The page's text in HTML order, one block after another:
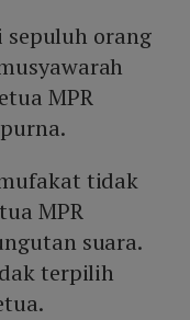
orang
MPR
tidak
MPR
suara.
terpilih